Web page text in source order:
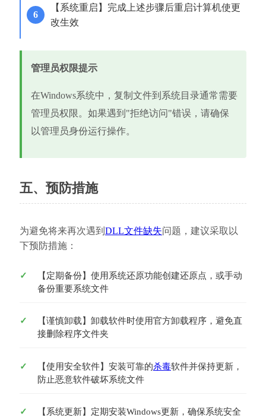
【系统重启】完成上述步骤后重启计算机使更
改生效
管理员权限提示
在Windows系统中，复制文件到系统目录通常需要
管理员权限。如果遇到"拒绝访问"错误，请确保
以管理员身份运行操作。
五、预防措施
为避免将来再次遇到 DLL文件缺失问题，建议采取以
下预防措施：
【定期备份】使用系统还原功能创建还原点，或手动
备份重要系统文件
【谨慎卸载】卸载软件时使用官方卸载程序，避免直
接删除程序文件夹
【使用安全软件】安装可靠的杀毒软件并保持更新，
防止恶意软件破坏系统文件
【系统更新】定期安装Windows更新，确保系统安全